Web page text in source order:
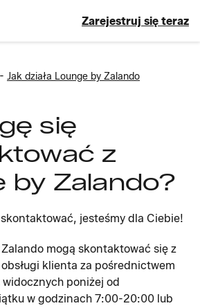
Zarejestruj się teraz
- Jak działa Lounge by Zalando
się
z
by Zalando?
skontaktować, jesteśmy dla Ciebie!
mogą skontaktować się z
obsługi klienta za pośrednictwem
widocznych poniżej od
w godzinach 7:00-20:00 lub